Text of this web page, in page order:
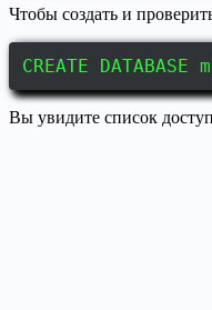
Чтобы создать и
CREATE DATABASE
Вы увидите список